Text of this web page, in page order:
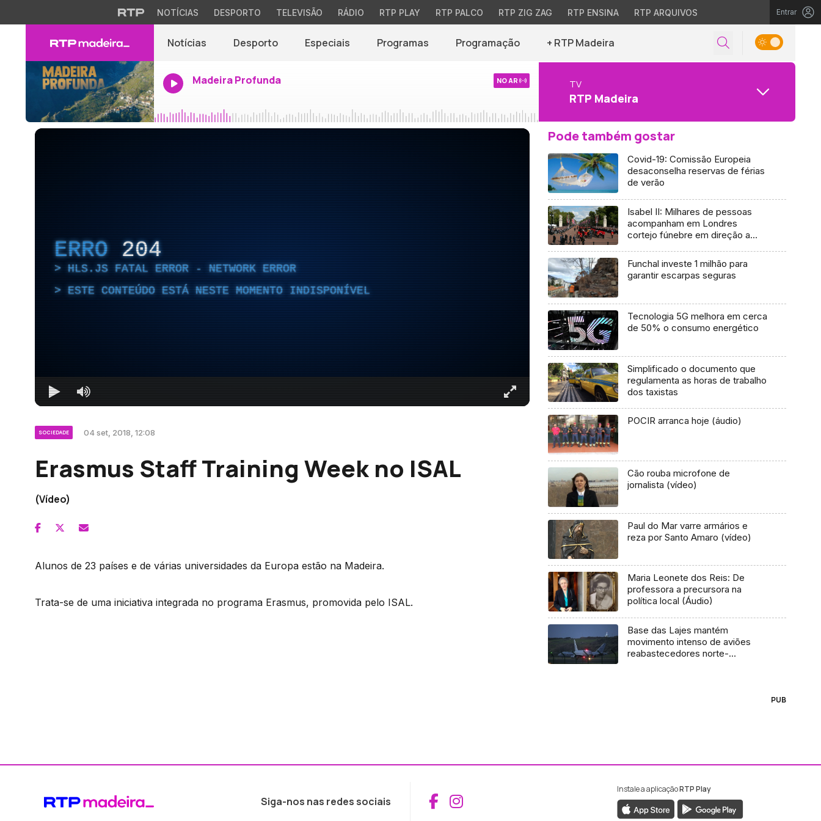
NOTÍCIAS DESPORTO TELEVISÃO RÁDIO RTP PLAY RTP PALCO RTP ZIG ZAG RTP ENSINA RTP ARQUIVOS Entrar
Notícias Desporto Especiais Programas Programação + RTP Madeira
Madeira Profunda NO AR TV
RTP Madeira
ERRO 204
HLS.JS FATAL ERROR - NETWORK ERROR
ESTE CONTEÚDO ESTÁ NESTE MOMENTO INDISPONÍVEL
SOCIEDADE 04 set, 2018, 12:08
Erasmus Staff Training Week no ISAL
(Vídeo)
Alunos de 23 países e de várias universidades da Europa estão na Madeira.
Trata-se de uma iniciativa integrada no programa Erasmus, promovida pelo ISAL.
Pode também gostar
Covid-19: Comissão Europeia
desaconselha reservas de férias
de verão
Isabel II: Milhares de pessoas
acompanham em Londres
cortejo fúnebre em direção a
Funchal investe 1 milhão para
garantir escarpas seguras
Tecnologia 5G melhora em cerca
de 50% o consumo energético
Simplificado o documento que
regulamenta as horas de trabalho
dos taxistas
POCIR arranca hoje (áudio)
Cão rouba microfone de
jornalista (vídeo)
Paul do Mar varre armários e
reza por Santo Amaro (vídeo)
Maria Leonete dos Reis: De
professora a precursora na
política local (Áudio)
Base das Lajes mantém
movimento intenso de aviões
reabastecedores norte-
PUB
Siga-nos nas redes sociais Aceder ao Facebook da RTP Madeira
Aceder ao Instagram da RTP Madeira
Instale a aplicaçãoRTP Play